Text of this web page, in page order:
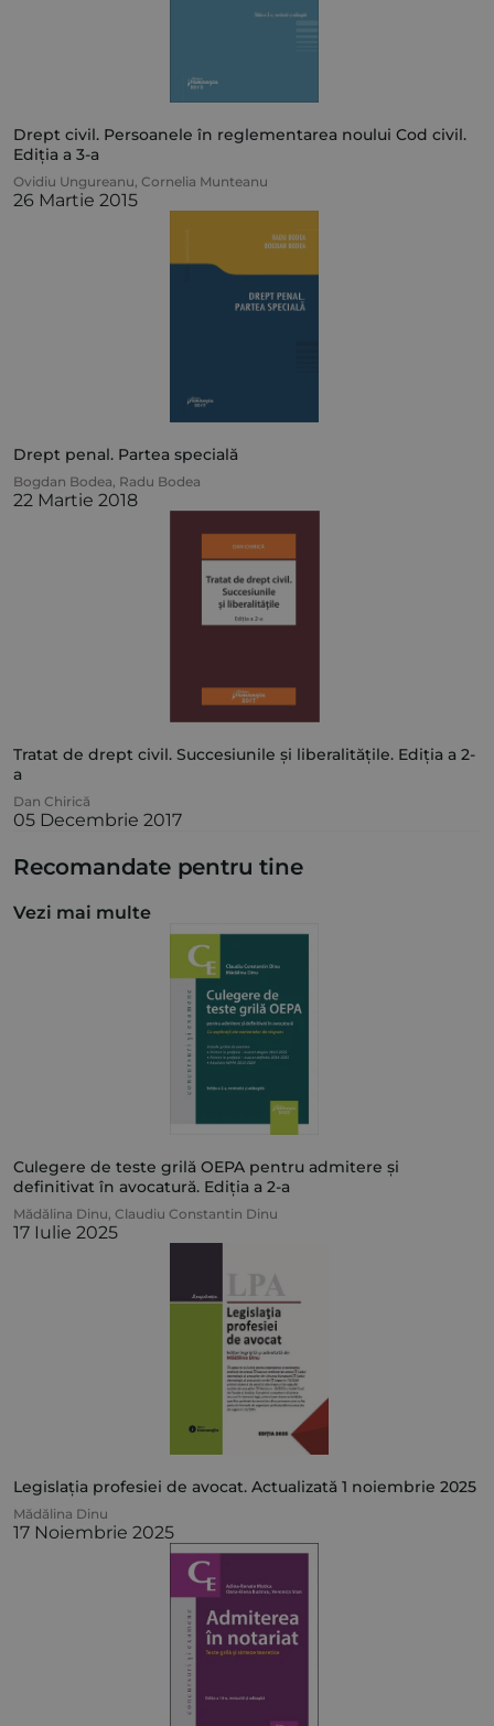
Drept civil. Persoanele în reglementarea noului Cod civil.
Ediția a 3-a
Ovidiu Ungureanu, Cornelia Munteanu
26 Martie 2015
Drept penal. Partea specială
Bogdan Bodea, Radu Bodea
22 Martie 2018
Tratat de drept civil. Succesiunile și liberalitățile. Ediția a 2-
a
Dan Chirică
05 Decembrie 2017
Recomandate pentru tine
Vezi mai multe
Culegere de teste grilă OEPA pentru admitere și
definitivat în avocatură. Ediția a 2-a
Mădălina Dinu, Claudiu Constantin Dinu
17 Iulie 2025
Legislația profesiei de avocat. Actualizată 1 noiembrie 2025
Mădălina Dinu
17 Noiembrie 2025